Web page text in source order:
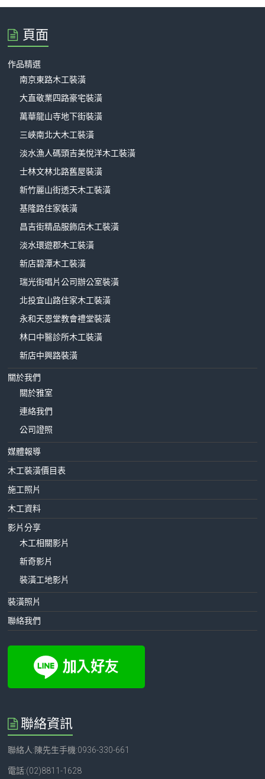
頁面
作品精選
南京東路木工裝潢
大直敬業四路豪宅裝潢
萬華龍山寺地下街裝潢
三峽南北大木工裝潢
淡水漁人碼頭吉美悅洋木工裝潢
士林文林北路舊屋裝潢
新竹麗山街透天木工裝潢
基隆路住家裝潢
昌吉街精品服飾店木工裝潢
淡水環遊郡木工裝潢
新店碧潭木工裝潢
瑞光街唱片公司辦公室裝潢
北投宜山路住家木工裝潢
永和天恩堂教會禮堂裝潢
林口中醫診所木工裝潢
新店中興路裝潢
關於我們
關於雅室
連絡我們
公司證照
媒體報導
木工裝潢價目表
施工照片
木工資料
影片分享
木工相關影片
新奇影片
裝潢工地影片
裝潢照片
聯絡我們
聯絡資訊
聯絡人:陳先生手機:0936-330-661
電話:(02)8811-1628